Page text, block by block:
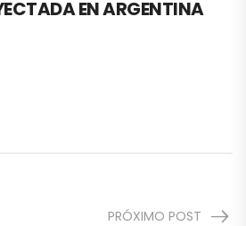
EN ARGENTINA
PRÓXIMO POST